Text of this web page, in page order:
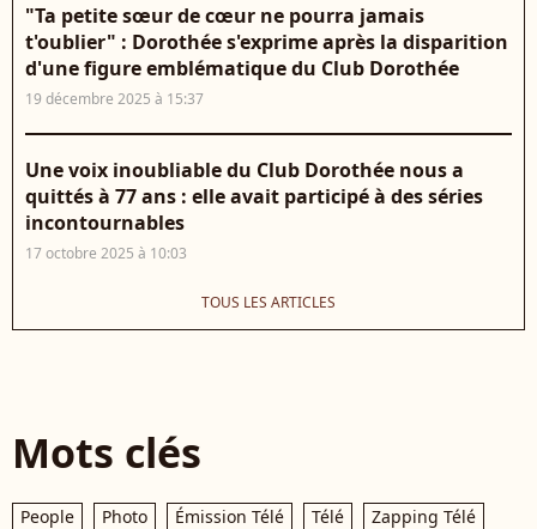
"Ta petite sœur de cœur ne pourra jamais
t'oublier" : Dorothée s'exprime après la disparition
d'une figure emblématique du Club Dorothée
19 décembre 2025 à 15:37
Une voix inoubliable du Club Dorothée nous a
quittés à 77 ans : elle avait participé à des séries
incontournables
17 octobre 2025 à 10:03
TOUS LES ARTICLES
Mots clés
People Photo Émission Télé Télé
Zapping Télé